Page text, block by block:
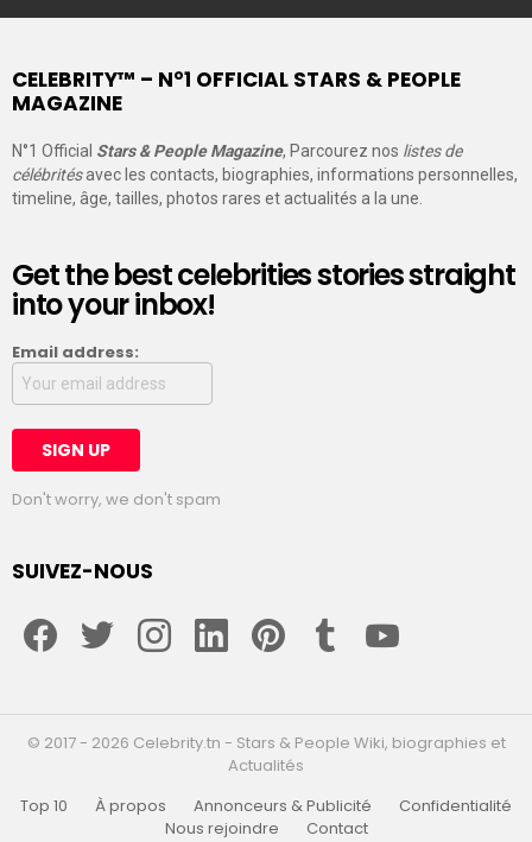
CELEBRITY™ – N°1 OFFICIAL STARS & PEOPLE
MAGAZINE
N°1 Official Stars & People Magazine, Parcourez nos listes de
célébritésavec les contacts, biographies, informations personnelles,
timeline, âge, tailles, photos rares et actualités a la une.
Get the best celebrities stories straight
into your inbox!
Email address:
Don't worry, we don't spam
SUIVEZ-NOUS
© 2017 - 2026 Celebrity.tn - Stars & People Wiki, biographies et
Actualités
Top 10
À propos Annonceurs & Publicité
Confidentialité
Nous rejoindre
Contact